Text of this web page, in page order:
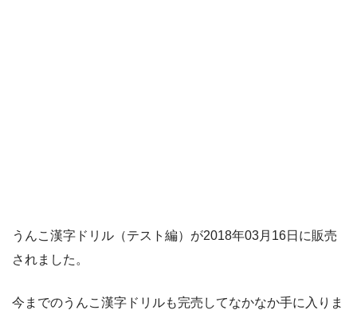
うんこ漢字ドリル（テスト編）が2018年03月16日に販売
されました。
今までのうんこ漢字ドリルも完売してなかなか手に入りま